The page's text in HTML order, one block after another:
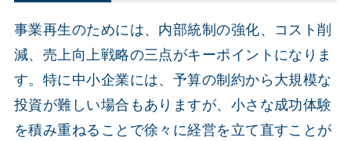
事業再生のためには、内部統制の強化、コスト削
減、売上向上戦略の三点がキーポイントになりま
す。特に中小企業には、予算の制約から大規模な
投資が難しい場合もありますが、小さな成功体験
を積み重ねることで徐々に経営を立て直すことが